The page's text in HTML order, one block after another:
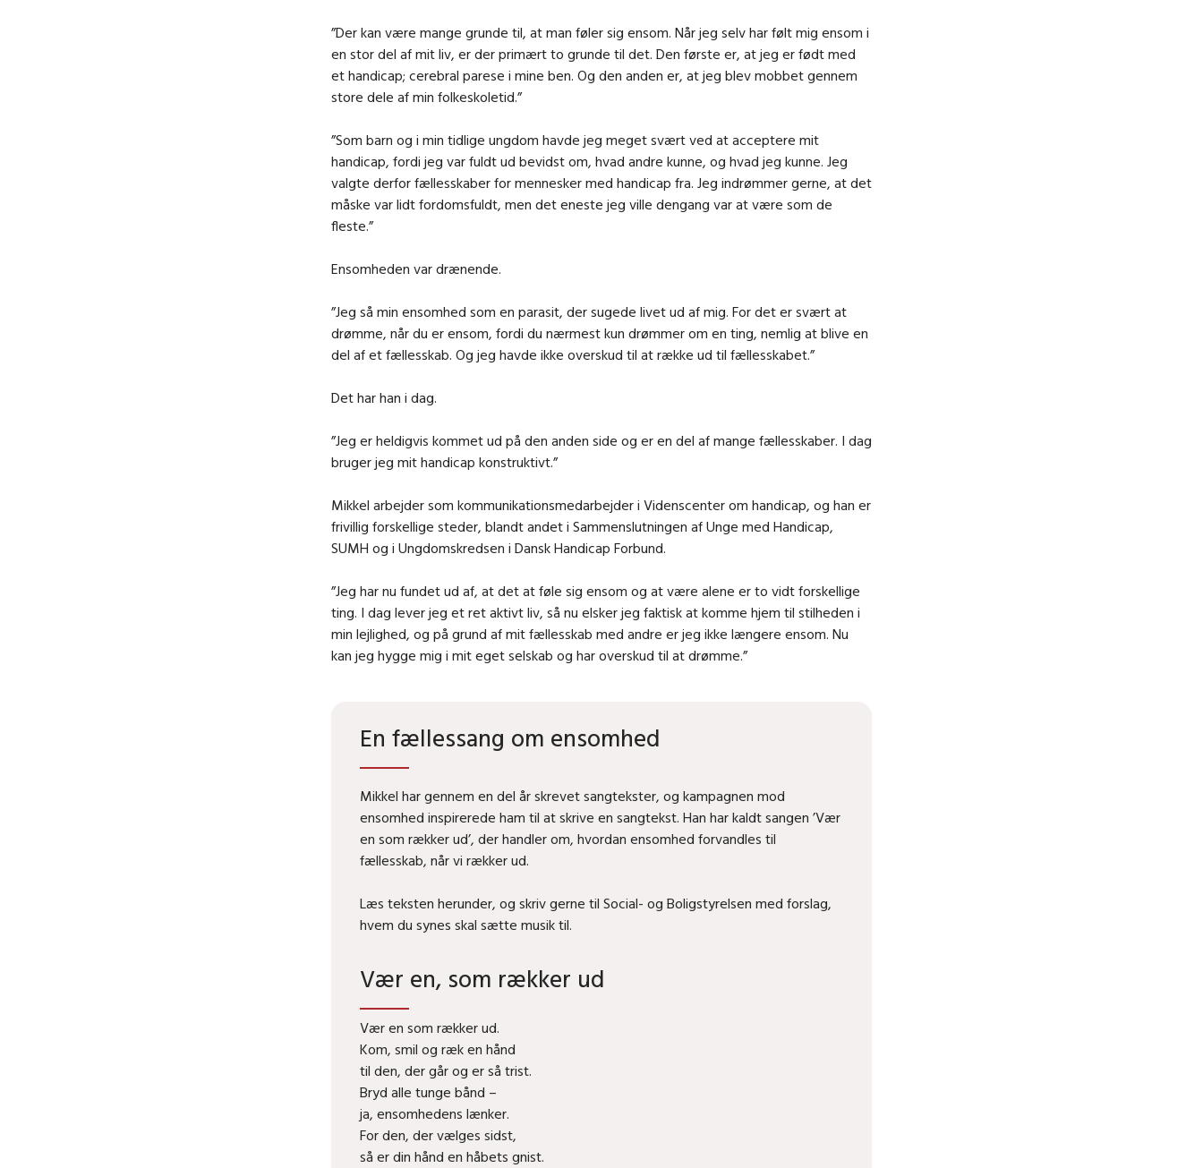
”Der kan være mange grunde til, at man føler sig ensom. Når jeg selv har følt mig ensom i
en stor del af mit liv, er der primært to grunde til det. Den første er, at jeg er født med
et handicap; cerebral parese i mine ben. Og den anden er, at jeg blev mobbet gennem
store dele af min folkeskoletid.”
”Som barn og i min tidlige ungdom havde jeg meget svært ved at acceptere mit
handicap, fordi jeg var fuldt ud bevidst om, hvad andre kunne, og hvad jeg kunne. Jeg
valgte derfor fællesskaber for mennesker med handicap fra. Jeg indrømmer gerne, at det
måske var lidt fordomsfuldt, men det eneste jeg ville dengang var at være som de
fleste.”
Ensomheden var drænende.
”Jeg så min ensomhed som en parasit, der sugede livet ud af mig. For det er svært at
drømme, når du er ensom, fordi du nærmest kun drømmer om en ting, nemlig at blive en
del af et fællesskab. Og jeg havde ikke overskud til at række ud til fællesskabet.”
Det har han i dag.
”Jeg er heldigvis kommet ud på den anden side og er en del af mange fællesskaber. I dag
bruger jeg mit handicap konstruktivt.”
Mikkel arbejder som kommunikationsmedarbejder i Videnscenter om handicap, og han er
frivillig forskellige steder, blandt andet i Sammenslutningen af Unge med Handicap,
SUMH og i Ungdomskredsen i Dansk Handicap Forbund.
”Jeg har nu fundet ud af, at det at føle sig ensom og at være alene er to vidt forskellige
ting. I dag lever jeg et ret aktivt liv, så nu elsker jeg faktisk at komme hjem til stilheden i
min lejlighed, og på grund af mit fællesskab med andre er jeg ikke længere ensom. Nu
kan jeg hygge mig i mit eget selskab og har overskud til at drømme.”
En fællessang om ensomhed
Mikkel har gennem en del år skrevet sangtekster, og kampagnen mod
ensomhed inspirerede ham til at skrive en sangtekst. Han har kaldt sangen ’Vær
en som rækker ud’, der handler om, hvordan ensomhed forvandles til
fællesskab, når vi rækker ud.
Læs teksten herunder, og skriv gerne til Social- og Boligstyrelsen med forslag,
hvem du synes skal sætte musik til.
Vær en, som rækker ud
Vær en som rækker ud.
Kom, smil og ræk en hånd
til den, der går og er så trist.
Bryd alle tunge bånd –
ja, ensomhedens lænker.
For den, der vælges sidst,
så er din hånd en håbets gnist.